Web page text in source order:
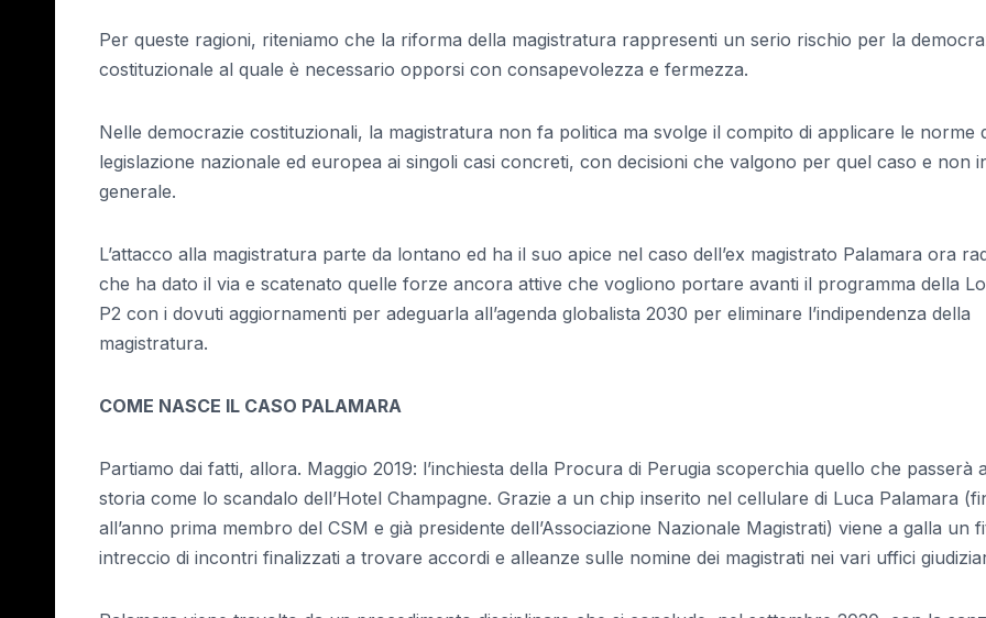
Per queste ragioni, riteniamo che la riforma della magistratura rappresenti un serio rischio per la
costituzionale al quale è necessario opporsi con consapevolezza e fermezza.
Nelle democrazie costituzionali, la magistratura non fa politica ma svolge il compito di applicare le norme
legislazione nazionale ed europea ai singoli casi concreti, con decisioni che valgono per quel caso e non
generale.
L’attacco alla magistratura parte da lontano ed ha il suo apice nel caso dell’ex magistrato Palamara ora
che ha dato il via e scatenato quelle forze ancora attive che vogliono portare avanti il programma della
P2 con i dovuti aggiornamenti per adeguarla all’agenda globalista 2030 per eliminare l’indipendenza della
magistratura.
COME NASCE IL CASO PALAMARA
Partiamo dai fatti, allora. Maggio 2019: l’inchiesta della Procura di Perugia scoperchia quello che passerà
storia come lo scandalo dell’Hotel Champagne. Grazie a un chip inserito nel cellulare di Luca Palamara
all’anno prima membro del CSM e già presidente dell’Associazione Nazionale Magistrati) viene a galla un
intreccio di incontri finalizzati a trovare accordi e alleanze sulle nomine dei magistrati nei vari uffici